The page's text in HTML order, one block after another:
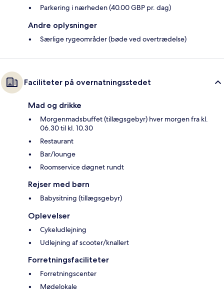
Parkering i nærheden (40.00 GBP pr. dag)
Andre oplysninger
Særlige rygeområder (bøde ved overtrædelse)
Faciliteter på overnatningsstedet
Mad og drikke
Morgenmadsbuffet (tillægsgebyr) hver morgen fra kl.
06.30 til kl. 10.30
Restaurant
Bar/lounge
Roomservice døgnet rundt
Rejser med børn
Babysitning (tillægsgebyr)
Oplevelser
Cykeludlejning
Udlejning af scooter/knallert
Forretningsfaciliteter
Forretningscenter
Mødelokale